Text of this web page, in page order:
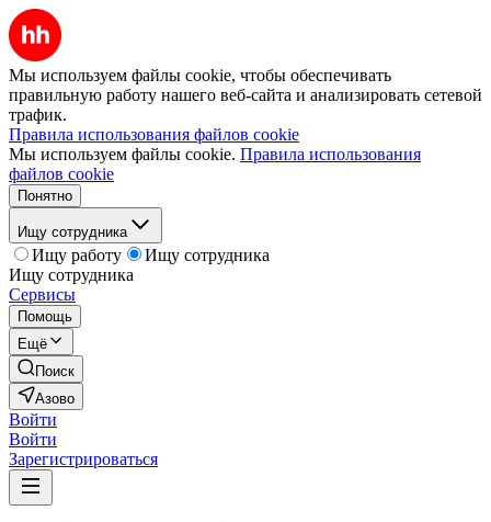
Мы используем файлы cookie, чтобы обеспечивать
правильную работу нашего веб-сайта и анализировать сетевой
трафик.
Правила использования файлов cookie
Мы используем файлы cookie. Правила использования
файлов cookie
Понятно
Ищу сотрудника
Ищу работу
Ищу сотрудника
Ищу сотрудника
Сервисы
Помощь
Ещё
Поиск
Азово
Войти
Войти
Зарегистрироваться